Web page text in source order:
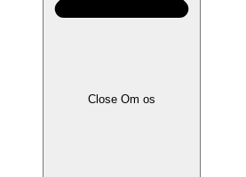
Close Om os